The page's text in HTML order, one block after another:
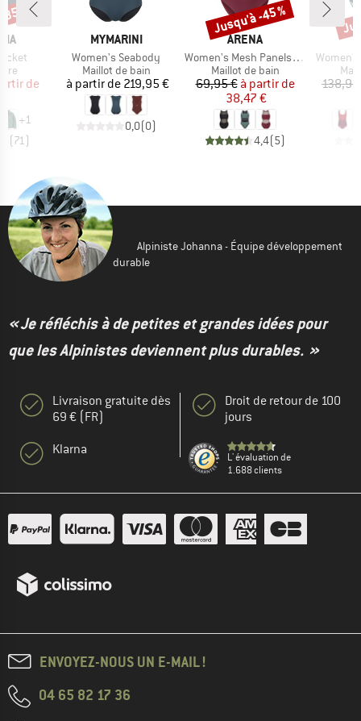
réduit
de
+1
(71)
%
MARQUE
MYMARINI
Article
Women's Seabody
Product group
Maillot de bain
Prix
à partir de 219,95 €
0,0(0)
MARQUE
ARENA
Article
Women's Mesh Panels Swimsuit Vent Back
Product group
Maillot de bain
Prix
69,95 € Prix réduit
à partir de
38,47 €
4,4(5)
Remise
Jusqu'à -45 %
Article
Alpiniste Johanna - Équipe développement
durable
« Je réfléchis à de petites et grandes idées pour
que les Alpinistes deviennent plus durables. »
Livraison gratuite dès
69 € (FR)
Klarna
Droit de retour de 100
jours
L' évaluation de
1.688 clients
ENVOYEZ-NOUS UN E-MAIL !
04 65 82 17 36